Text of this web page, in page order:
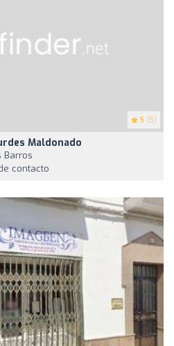
5 (5)
Maldonado
Barros
contacto